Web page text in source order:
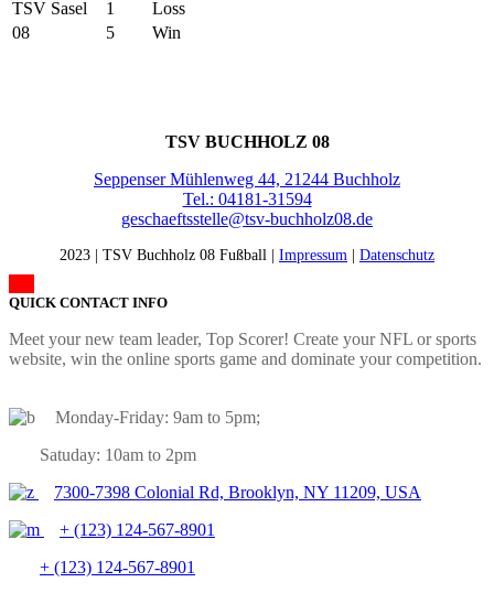
TSV Sasel 1
Loss
08
5 Win
TSV BUCHHOLZ 08
Seppenser Mühlenweg 44, 21244 Buchholz
Tel.: 04181-31594
geschaeftsstelle@tsv-buchholz08.de
2023 | TSV Buchholz 08 Fußball | Impressum Datenschutz
QUICK CONTACT INFO
Meet your new team leader, Top Scorer! Create your NFL or sports
website, win the online sports game and dominate your competition.
Monday-Friday: 9am to 5pm;
Satuday: 10am to 2pm
7300-7398 Colonial Rd, Brooklyn, NY 11209, USA
+ (123) 124-567-8901
+ (123) 124-567-8901